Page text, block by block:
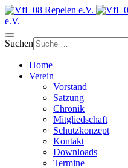
e.V.
Suchen
Home
Verein
Vorstand
Satzung
Chronik
Mitgliedschaft
Schutzkonzept
Kontakt
Downloads
Termine